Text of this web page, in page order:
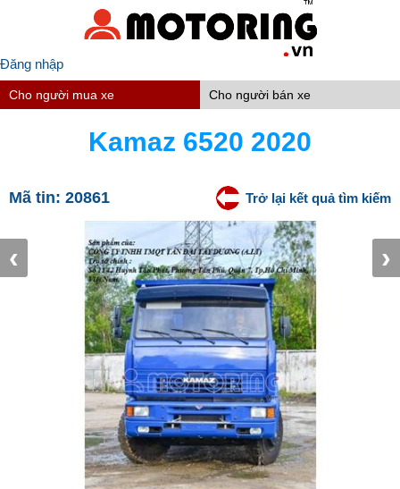
Đăng nhập
Cho người mua xe Cho người bán xe
Kamaz 6520 2020
Mã tin: 20861 Trở lại kết quả tìm kiếm
‹ ›